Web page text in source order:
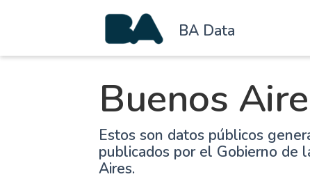
BA Data
Buenos
Estos son datos públicos
publicados por el Gobierno de
Aires.